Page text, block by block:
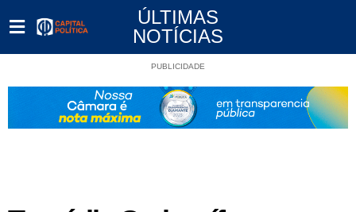
ÚLTIMAS
NOTÍCIAS
PUBLICIDADE